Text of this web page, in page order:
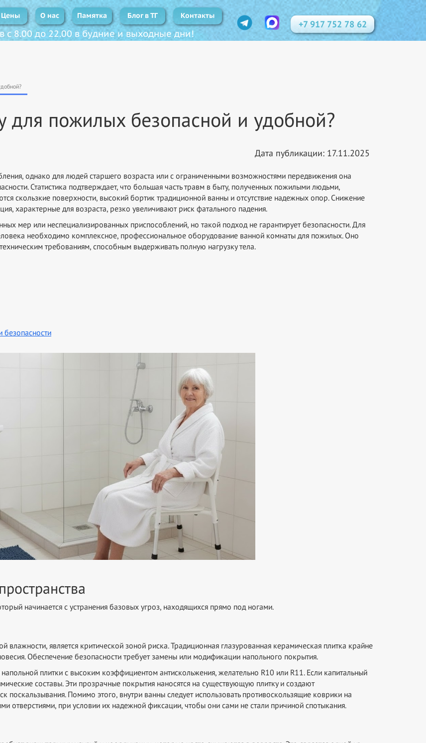
Цены О нас Памятка Блог в ТГ Контакты
с 8.00 до 22.00 в будние и выходные дни!
+7 917 752 78 62
для пожилых безопасной и удобной?
Дата публикации: 17.11.2025
однако для людей старшего возраста или с ограниченными возможностями передвижения она
Статистика подтверждает, что большая часть травм в быту, полученных пожилыми людьми,
скользкие поверхности, высокий бортик традиционной ванны и отсутствие надежных опор. Снижение
характерные для возраста, резко увеличивают риск фатального падения.
мер или неспециализированных приспособлений, но такой подход не гарантирует безопасности. Для
необходимо комплексное, профессиональное оборудование ванной комнаты для пожилых. Оно
требованиям, способным выдерживать полную нагрузку тела.
начинается с устранения базовых угроз, находящихся прямо под ногами.
является критической зоной риска. Традиционная глазурованная керамическая плитка крайне
Обеспечение безопасности требует замены или модификации напольного покрытия.
плитки с высоким коэффициентом антискольжения, желательно R10 или R11. Если капитальный
составы. Эти прозрачные покрытия наносятся на существующую плитку и создают
Помимо этого, внутри ванны следует использовать противоскользящие коврики на
отверстиями, при условии их надежной фиксации, чтобы они сами не стали причиной спотыкания.